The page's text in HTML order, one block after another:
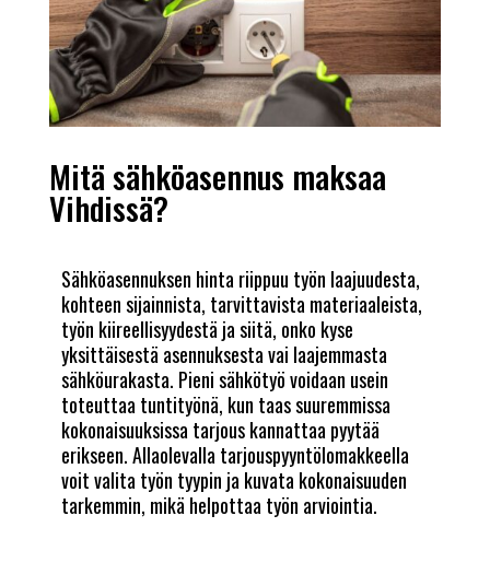
Mitä sähköasennus maksaa
Vihdissä?
Sähköasennuksen hinta riippuu työn laajuudesta,
kohteen sijainnista, tarvittavista materiaaleista,
työn kiireellisyydestä ja siitä, onko kyse
yksittäisestä asennuksesta vai laajemmasta
sähköurakasta. Pieni sähkötyö voidaan usein
toteuttaa tuntityönä, kun taas suuremmissa
kokonaisuuksissa tarjous kannattaa pyytää
erikseen. Allaolevalla tarjouspyyntölomakkeella
voit valita työn tyypin ja kuvata kokonaisuuden
tarkemmin, mikä helpottaa työn arviointia.